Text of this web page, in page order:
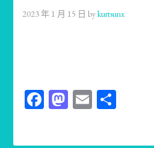
2023 年 1 月 15 日 bykurtsunx
Facebook
Mastodon
Email